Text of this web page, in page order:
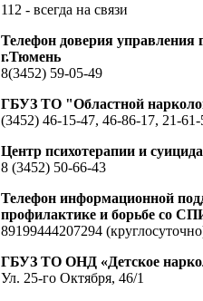
112 - всегда на связи
Телефон доверия
г.Тюмень
8(3452) 59-05-49
ГБУЗ ТО "Областной
(3452) 46-15-47, 46-86-17, 21-
Центр психотерапии и
8 (3452) 50-66-43
Телефон информационной
профилактике и борьбе со
89199444207294
ГБУЗ ТО ОНД «Детское
Ул. 25-го Октября, 46/1